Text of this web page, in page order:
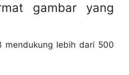
gambar yang
mendukung lebih dari 500